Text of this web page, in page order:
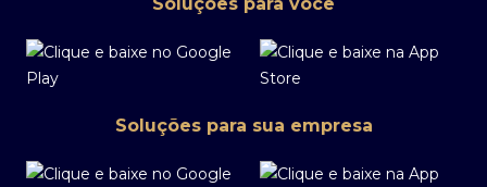
Soluções para sua empresa